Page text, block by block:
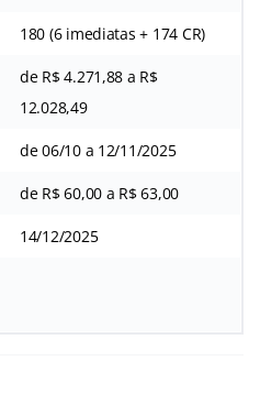
180 (6 imediatas + 174 CR)
de R$ 4.271,88 a R$
12.028,49
de 06/10 a 12/11/2025
de R$ 60,00 a R$ 63,00
14/12/2025